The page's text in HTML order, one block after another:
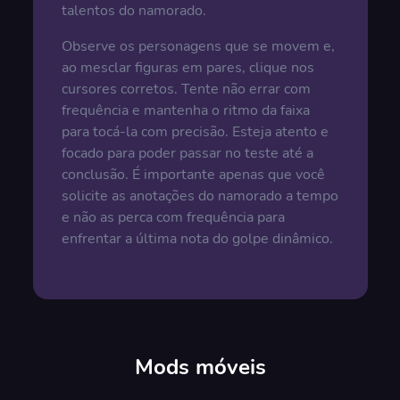
talentos do namorado.
Observe os personagens que se movem e,
ao mesclar figuras em pares, clique nos
cursores corretos. Tente não errar com
frequência e mantenha o ritmo da faixa
para tocá-la com precisão. Esteja atento e
focado para poder passar no teste até a
conclusão. É importante apenas que você
solicite as anotações do namorado a tempo
e não as perca com frequência para
enfrentar a última nota do golpe dinâmico.
Mods móveis